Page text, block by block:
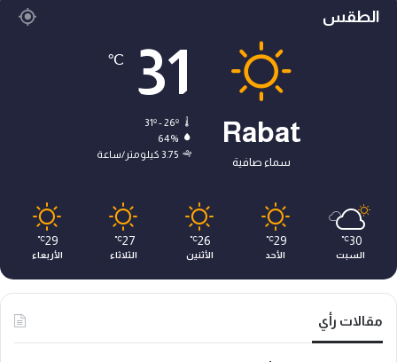
الطقس
Rabat
سماء صافية
31
℃
31º - 26º
64%
3.75 كيلومتر/ساعة
30
℃
السبت
29
℃
الأحد
26
℃
الأثنين
27
℃
الثلاثاء
29
℃
الأربعاء
مقالات رأي